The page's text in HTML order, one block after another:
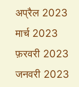
अप्रैल 2023
मार्च 2023
फ़रवरी 2023
जनवरी 2023